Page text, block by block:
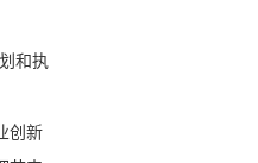
和执
创新